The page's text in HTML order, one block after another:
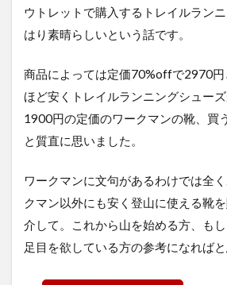
ウトレットで購入するトレイルラン
はり素晴らしいという話です。
商品によっては定価70%offで2970円
ほど安くトレイルランニングシューズ
1900円の定価のワークマンの靴、買
と質直に思いました。
ワークマンに文句があるわけでは全
クマン以外にも安く登山に使える靴
介して。これから山を始める方、も
足目を欲している方の参考になればと